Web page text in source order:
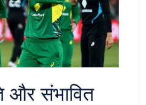
और संभावित